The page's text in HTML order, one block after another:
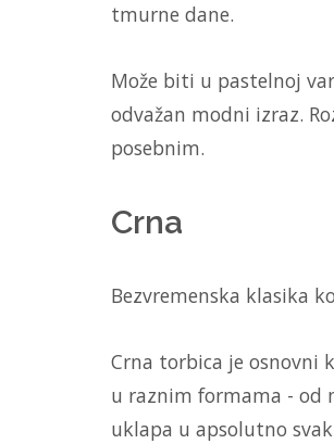
tmurne dane.
Može biti u pastelnoj
odvažan modni izraz.
posebnim.
Crna
Bezvremenska klasika
Crna torbica je osnovni
u raznim formama - od
uklapa u apsolutno